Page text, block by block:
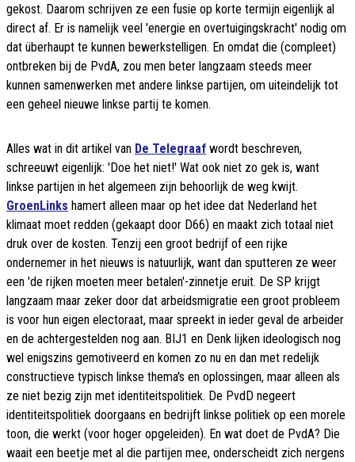
gekost. Daarom schrijven ze een fusie op korte termijn eigenlijk al
direct af. Er is namelijk veel 'energie en overtuigingskracht' nodig om
dat überhaupt te kunnen bewerkstelligen. En omdat die (compleet)
ontbreken bij de PvdA, zou men beter langzaam steeds meer
kunnen samenwerken met andere linkse partijen, om uiteindelijk tot
een geheel nieuwe linkse partij te komen.
Alles wat in dit artikel van De Telegraaf wordt beschreven,
schreeuwt eigenlijk: 'Doe het niet!' Wat ook niet zo gek is, want
linkse partijen in het algemeen zijn behoorlijk de weg kwijt.
GroenLinks hamert alleen maar op het idee dat Nederland het
klimaat moet redden (gekaapt door D66) en maakt zich totaal niet
druk over de kosten. Tenzij een groot bedrijf of een rijke
ondernemer in het nieuws is natuurlijk, want dan sputteren ze weer
een 'de rijken moeten meer betalen'-zinnetje eruit. De SP krijgt
langzaam maar zeker door dat arbeidsmigratie een groot probleem
is voor hun eigen electoraat, maar spreekt in ieder geval de arbeider
en de achtergestelden nog aan. BIJ1 en Denk lijken ideologisch nog
wel enigszins gemotiveerd en komen zo nu en dan met redelijk
constructieve typisch linkse thema's en oplossingen, maar alleen als
ze niet bezig zijn met identiteitspolitiek. De PvdD negeert
identiteitspolitiek doorgaans en bedrijft linkse politiek op een morele
toon, die werkt (voor hoger opgeleiden). En wat doet de PvdA? Die
waait een beetje met al die partijen mee, onderscheidt zich nergens